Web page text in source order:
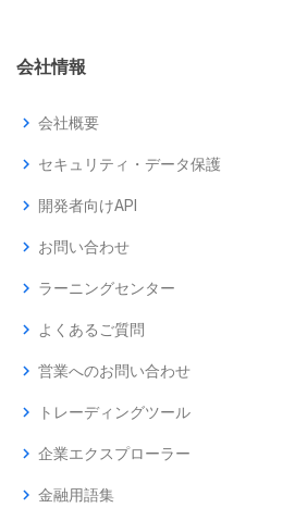
会社情報
chevron_right 会社概要
chevron_right セキュリティ・データ保護
chevron_right 開発者向けAPI
chevron_right お問い合わせ
chevron_right ラーニングセンター
chevron_right よくあるご質問
chevron_right 営業へのお問い合わせ
chevron_right トレーディングツール
chevron_right 企業エクスプローラー
chevron_right 金融用語集